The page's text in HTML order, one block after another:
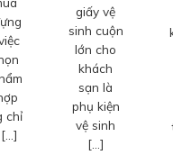
chỉ
giấy vệ
sinh cuộn
lớn cho
khách
sạn là
phụ kiện
vệ sinh
[…]